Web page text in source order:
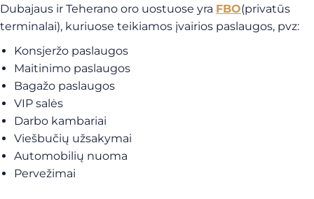
Dubajaus ir Teherano oro uostuose yra FBO(privatūs
terminalai), kuriuose teikiamos įvairios paslaugos, pvz:
Konsjeržo paslaugos
Maitinimo paslaugos
Bagažo paslaugos
VIP salės
Darbo kambariai
Viešbučių užsakymai
Automobilių nuoma
Pervežimai